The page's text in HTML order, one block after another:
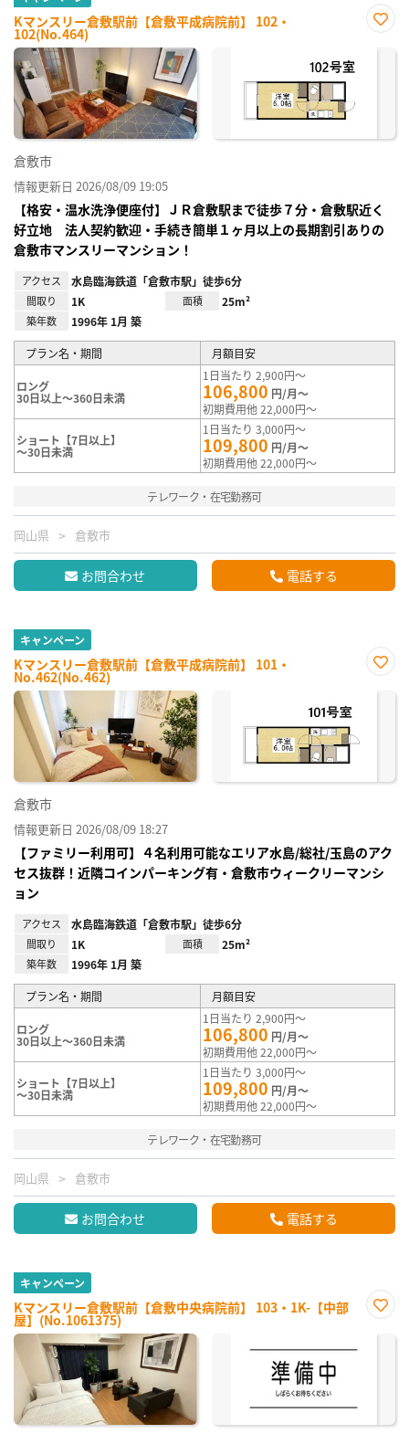
Kマンスリー倉敷駅前【倉敷平成病院前】 102・
102(No.464)
に入
倉敷市
情報更新日 2026/08/09 19:05
【格安・温水洗浄便座付】ＪＲ倉敷駅まで徒歩７分・倉敷駅近く
好立地 法人契約歓迎・手続き簡単１ヶ月以上の長期割引ありの
倉敷市マンスリーマンション！
アクセス 水島臨海鉄道「倉敷市駅」徒歩6分
間取り 1K 面積 25m²
築年数 1996年 1月 築
プラン名・期間 月額目安
ロング
30日以上～360日未満
1日当たり 2,900円～
106,800 円/月～
初期費用他 22,000円～
ショート【7日以上】
～30日未満
1日当たり 3,000円～
109,800 円/月～
初期費用他 22,000円～
テレワーク・在宅勤務可
岡山県 倉敷市
お問合わせ 電話する
キャンペーン
Kマンスリー倉敷駅前【倉敷平成病院前】 101・
No.462(No.462)
に入
倉敷市
情報更新日 2026/08/09 18:27
【ファミリー利用可】４名利用可能なエリア水島/総社/玉島のアク
セス抜群！近隣コインパーキング有・倉敷市ウィークリーマンシ
ョン
アクセス 水島臨海鉄道「倉敷市駅」徒歩6分
間取り 1K 面積 25m²
築年数 1996年 1月 築
プラン名・期間 月額目安
ロング
30日以上～360日未満
1日当たり 2,900円～
106,800 円/月～
初期費用他 22,000円～
ショート【7日以上】
～30日未満
1日当たり 3,000円～
109,800 円/月～
初期費用他 22,000円～
テレワーク・在宅勤務可
岡山県 倉敷市
お問合わせ 電話する
キャンペーン
Kマンスリー倉敷駅前【倉敷中央病院前】 103・1K-【中部
屋】(No.1061375)
に入